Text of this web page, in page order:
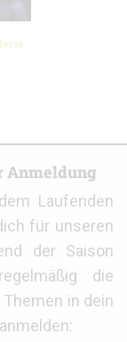
Anmeldung
Laufenden
für unseren
der Saison
die
in dein